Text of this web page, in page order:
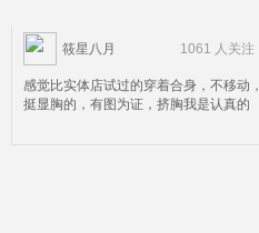
筱星八月 1061 人关注
感觉比实体店试过的穿着合身，不移动，
挺显胸的，有图为证，挤胸我是认真的